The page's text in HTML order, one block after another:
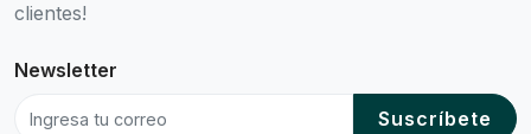
clientes!
Newsletter
Suscríbete